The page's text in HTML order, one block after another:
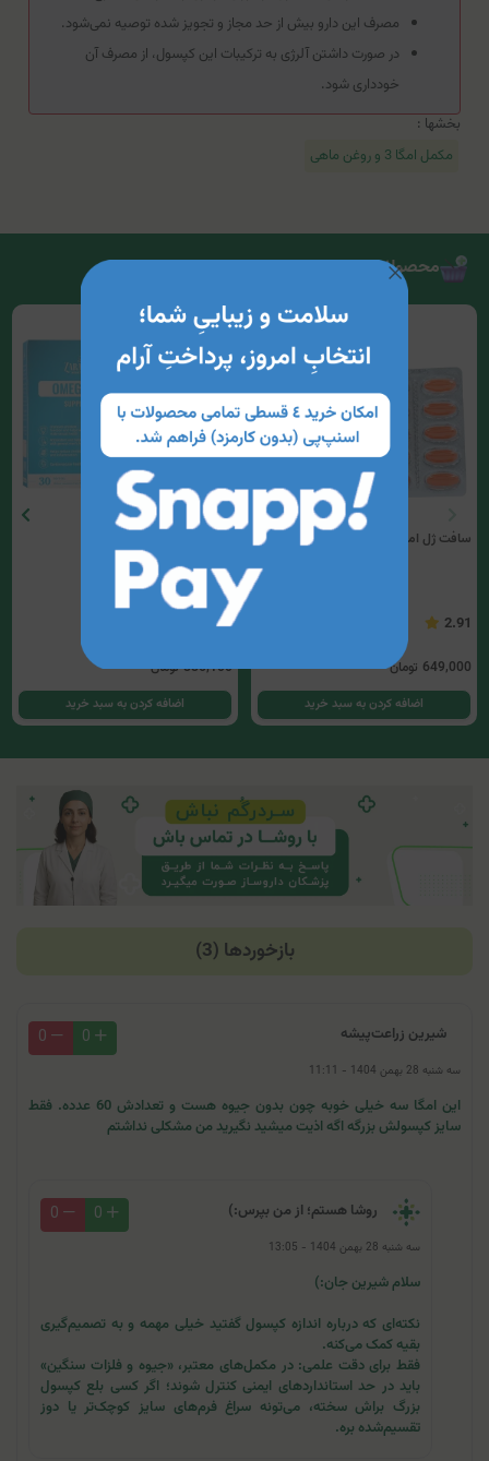
مصرف این دارو بیش از حد مجاز و تجویز شده توصیه نمی‌شود.
در صورت داشتن آلرژی به ترکیبات این کپسول، از مصرف آن
خودداری شود.
بخشها :
مکمل امگا 3 و روغن ماهی
محصولات مرتبط
سافت ژل امگا 3،5 زراوش(فاقد جیوه)
2.91
649,000 تومان
اضافه کردن به سبد خرید
3.3
886,100 تومان
اضافه کردن به سبد خرید
بازخوردها (3)
شیرین زراعت‌پیشه 0
0
سه شنبه 28 بهمن 1404 - 11:11
این امگا سه خیلی خوبه چون بدون جیوه هست و تعدادش 60 عدده. فقط
سایز کپسولش بزرگه اگه اذیت میشید نگیرید من مشکلی نداشتم
روشا هستم؛ از من بپرس:) 0
0
سه شنبه 28 بهمن 1404 - 13:05
سلام شیرین جان:)
نکته‌ای که درباره اندازه کپسول گفتید خیلی مهمه و به تصمیم‌گیری
بقیه کمک می‌کنه.
فقط برای دقت علمی: در مکمل‌های معتبر، «جیوه و فلزات سنگین»
باید در حد استانداردهای ایمنی کنترل شوند؛ اگر کسی بلع کپسول
بزرگ براش سخته، می‌تونه سراغ فرم‌های سایز کوچک‌تر یا دوز
تقسیم‌شده بره.